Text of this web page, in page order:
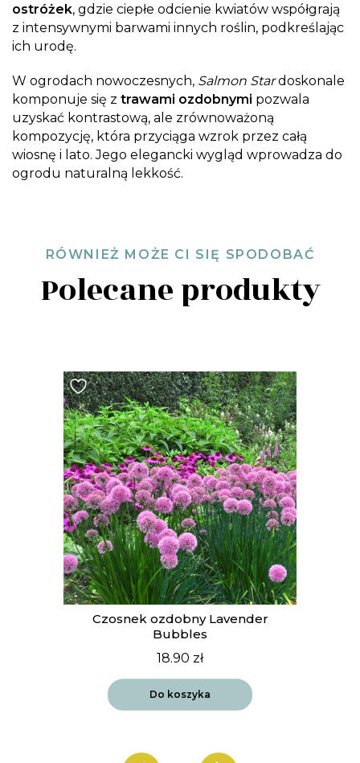
ostróżek, gdzie ciepłe odcienie kwiatów współgrają
z intensywnymi barwami innych roślin, podkreślając
ich urodę.
W ogrodach nowoczesnych, Salmon Stardoskonale
komponuje się z trawami ozdobnymi pozwala
uzyskać kontrastową, ale zrównoważoną
kompozycję, która przyciąga wzrok przez całą
wiosnę i lato. Jego elegancki wygląd wprowadza do
ogrodu naturalną lekkość.
RÓWNIEŻ MOŻE CI SIĘ SPODOBAĆ
Polecane produkty
Czosnek ozdobny Lavender
Bubbles
18.90 zł
Do koszyka